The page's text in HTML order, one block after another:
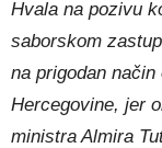
Hvala na pozivu
saborskom
na prigodan
Hercegovine, jer
ministra Almira